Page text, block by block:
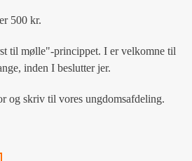
500 kr.
til mølle"-princippet. I er velkomne til
inden I beslutter jer.
og skriv til vores ungdomsafdeling.